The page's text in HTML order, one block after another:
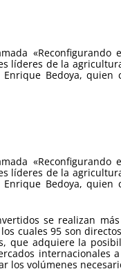
líderes de la
Bedoya,
líderes de la
Bedoya,
se realizan
cuales 95 son
que adquiere la
internacionales
los volúmenes